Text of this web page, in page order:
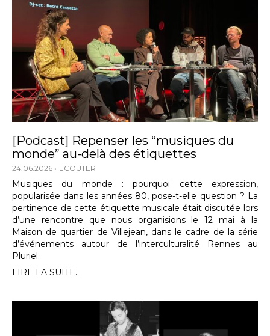
[Podcast] Repenser les “musiques du
monde” au-delà des étiquettes
24.06.2026 ECOUTER
Musiques du monde : pourquoi cette expression,
popularisée dans les années 80, pose-t-elle question ? La
pertinence de cette étiquette musicale était discutée lors
d’une rencontre que nous organisions le 12 mai à la
Maison de quartier de Villejean, dans le cadre de la série
d’événements autour de l’interculturalité Rennes au
Pluriel.
LIRE LA SUITE...